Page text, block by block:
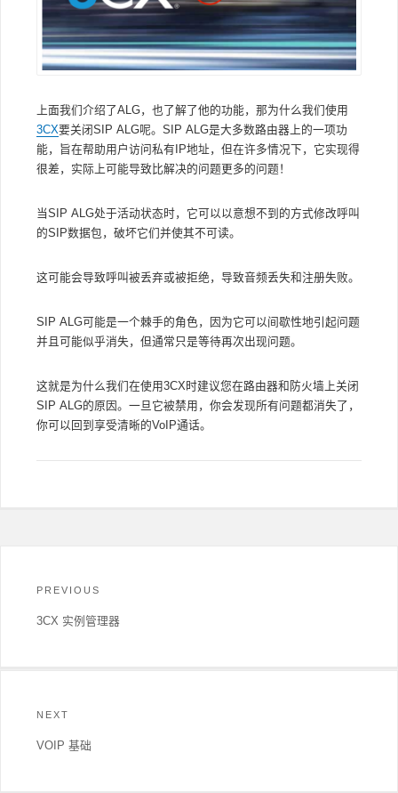
上面我们介绍了ALG，也了解了他的功能，那为什么我们使用
3CX要关闭SIP ALG呢。SIP ALG是大多数路由器上的一项功
能，旨在帮助用户访问私有IP地址，但在许多情况下，它实现得
很差，实际上可能导致比解决的问题更多的问题！
当SIP ALG处于活动状态时，它可以以意想不到的方式修改呼叫
的SIP数据包，破坏它们并使其不可读。
这可能会导致呼叫被丢弃或被拒绝，导致音频丢失和注册失败。
SIP ALG可能是一个棘手的角色，因为它可以间歇性地引起问题
并且可能似乎消失，但通常只是等待再次出现问题。
这就是为什么我们在使用3CX时建议您在路由器和防火墙上关闭
SIP ALG的原因。一旦它被禁用，你会发现所有问题都消失了，
你可以回到享受清晰的VoIP通话。
PREVIOUS
Previous
3CX 实例管理器
NEXT
Next
VOIP 基础